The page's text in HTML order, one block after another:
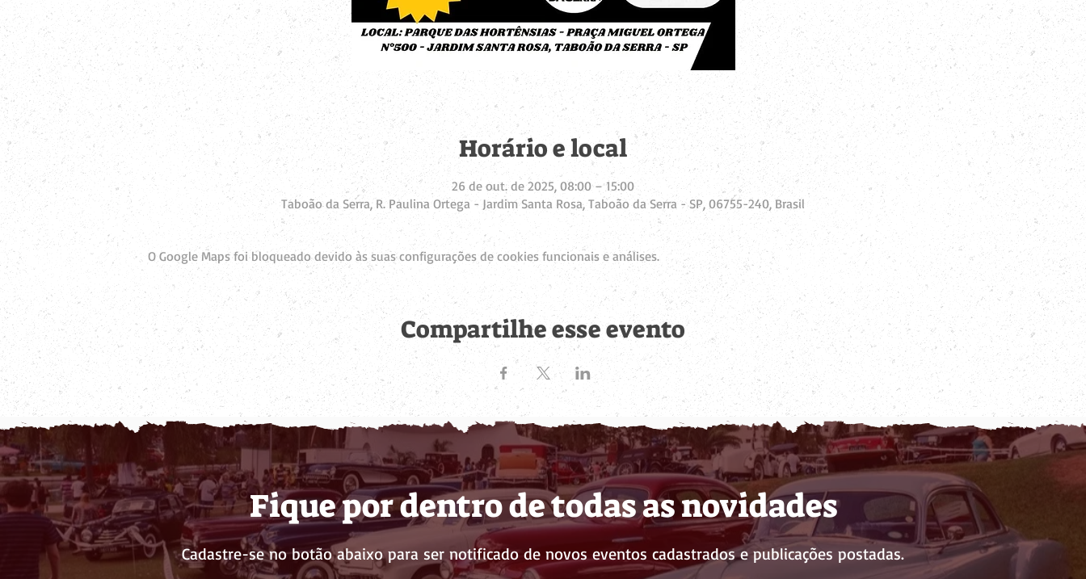
Horário e local
26 de out. de 2025, 08:00 – 15:00
Taboão da Serra, R. Paulina Ortega - Jardim Santa Rosa, Taboão da Serra - SP, 06755-240, Brasil
O Google Maps foi bloqueado devido às suas configurações de cookies funcionais e análises.
Compartilhe esse evento
Cadastre-se no botão abaixo para ser notificado de novos eventos cadastrados e publicações postadas.
Fique por dentro de todas as novidades